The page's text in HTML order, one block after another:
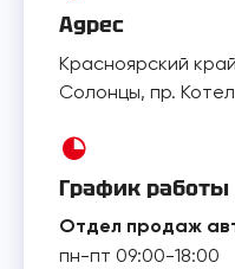
Адрес
Красноярский
Солонцы, пр.
График работы
Отдел продаж
пн-пт 09:00-18:00